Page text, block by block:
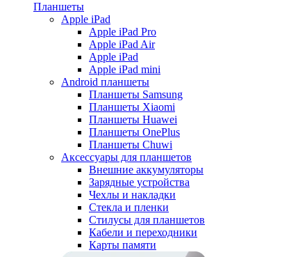
Планшеты
Apple iPad
Apple iPad Pro
Apple iPad Air
Apple iPad
Apple iPad mini
Android планшеты
Планшеты Samsung
Планшеты Xiaomi
Планшеты Huawei
Планшеты OnePlus
Планшеты Chuwi
Аксессуары для планшетов
Внешние аккумуляторы
Зарядные устройства
Чехлы и накладки
Стекла и пленки
Стилусы для планшетов
Кабели и переходники
Карты памяти